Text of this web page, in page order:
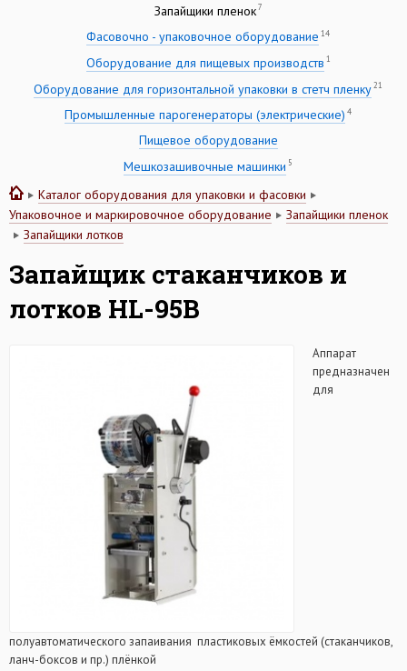
Запайщики пленок 7
Фасовочно - упаковочное оборудование 14
Оборудование для пищевых производств 1
Оборудование для горизонтальной упаковки в стетч пленку21
Промышленные парогенераторы (электрические) 4
Пищевое оборудование
Мешкозашивочные машинки 5
Каталог оборудования для упаковки и фасовки
Упаковочное и маркировочное оборудование
Запайщики пленок
Запайщики лотков
Запайщик стаканчиков и
лотков HL-95B
Аппарат
предназначен
для
полуавтоматического запаивания пластиковых ёмкостей (стаканчиков,
ланч-боксов и пр.) плёнкой